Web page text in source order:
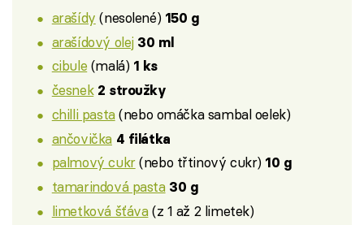
arašídy (nesolené) 150 g
arašídový olej 30 ml
cibule (malá) 1 ks
česnek 2 stroužky
chilli pasta(nebo omáčka sambal oelek)
ančovička 4 filátka
palmový cukr(nebo třtinový cukr) 10 g
tamarindová pasta 30 g
limetková šťáva(z 1 až 2 limetek)